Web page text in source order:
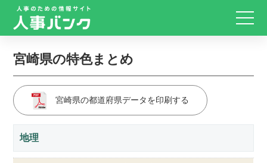
宮崎県の特色まとめ
宮崎県の都道府県データを印刷する
地理